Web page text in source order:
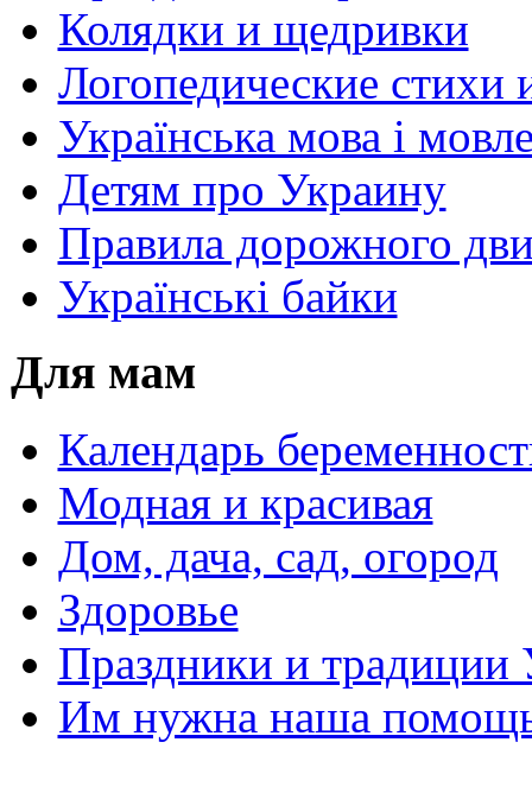
Колядки и щедривки
Логопедические стихи
Українська мова і
Детям про Украину
Правила дорожного
Українські байки
Для мам
Календарь
Модная и красивая
Дом, дача, сад, огород
Здоровье
Праздники и традиции
Им нужна наша